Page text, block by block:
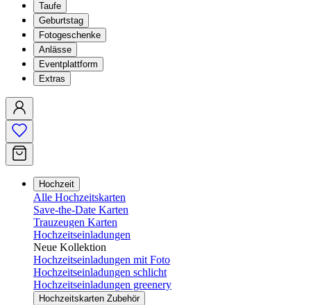
Taufe
Geburtstag
Fotogeschenke
Anlässe
Eventplattform
Extras
Hochzeit
Alle Hochzeitskarten
Save-the-Date Karten
Trauzeugen Karten
Hochzeitseinladungen
Neue Kollektion
Hochzeitseinladungen mit Foto
Hochzeitseinladungen schlicht
Hochzeitseinladungen greenery
Hochzeitskarten Zubehör